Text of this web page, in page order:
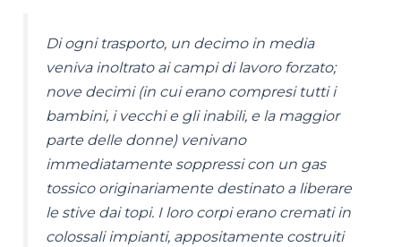
Di ogni trasporto, un decimo in media
veniva inoltrato ai campi di lavoro forzato;
nove decimi (in cui erano compresi tutti i
bambini, i vecchi e gli inabili, e la maggior
parte delle donne) venivano
immediatamente soppressi con un gas
tossico originariamente destinato a liberare
le stive dai topi. I loro corpi erano cremati in
colossali impianti, appositamente costruiti